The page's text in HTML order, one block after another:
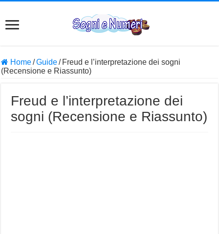
Home/Guide/ Freud e l’interpretazione dei sogni
(Recensione e Riassunto)
Freud e l’interpretazione dei
sogni (Recensione e Riassunto)